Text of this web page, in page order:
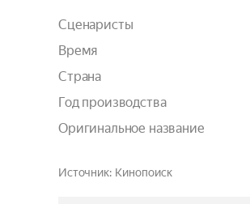
Сценаристы
Время
Страна
Год производства
Оригинальное название
Источник Кинопоиск